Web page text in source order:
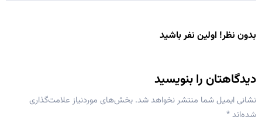
بدون نظر! اولین نفر باشید
دیدگاهتان را بنویسید
نشانی ایمیل شما منتشر نخواهد شد. بخش‌های موردنیاز علامت‌گذاری
شده‌اند*